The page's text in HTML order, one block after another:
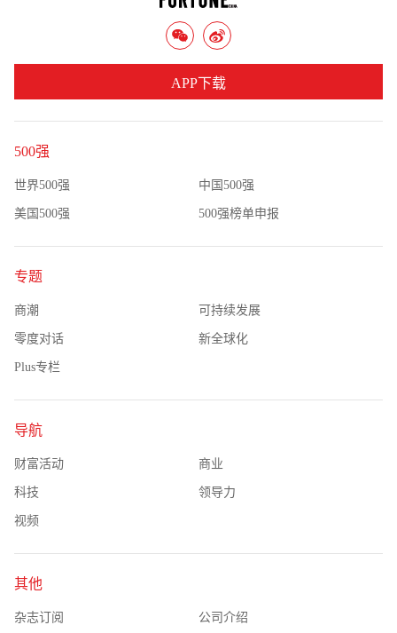
500强
世界500强 中国500强
美国500强 500强榜单申报
专题
商潮 可持续发展
零度对话 新全球化
Plus专栏
导航
财富活动 商业
科技 领导力
视频
其他
杂志订阅 公司介绍
APP下载